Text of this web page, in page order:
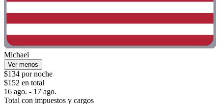
Michael
Ver menos
$134 por noche
$152 en total
16 ago. - 17 ago.
Total con impuestos y cargos